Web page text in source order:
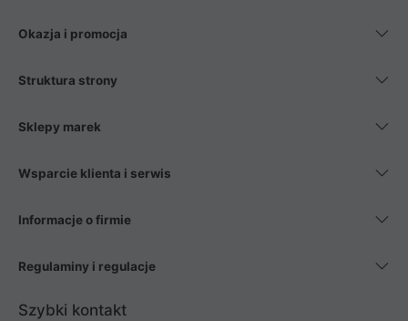
Okazja i promocja
Struktura strony
Sklepy marek
Wsparcie klienta i serwis
Informacje o firmie
Regulaminy i regulacje
Szybki kontakt